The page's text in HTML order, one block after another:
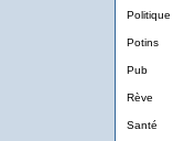
Politique
Potins
Pub
Rève
Santé